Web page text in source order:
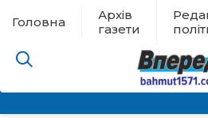
Головна
Архів
газети